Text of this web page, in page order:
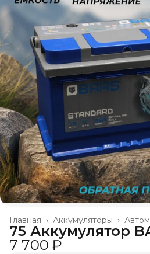
Аккумуляторы ›
Главная ›
75 Аккумулятор
7 700 ₽